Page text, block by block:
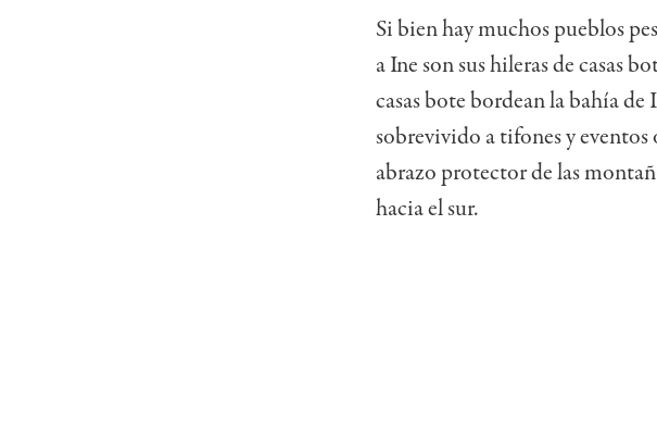
Si bien hay muchos pueblos
a Ine son sus hileras de casas
casas bote bordean la bahía
sobrevivido a tifones y
abrazo protector de las
hacia el sur.